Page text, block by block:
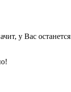
у Вас